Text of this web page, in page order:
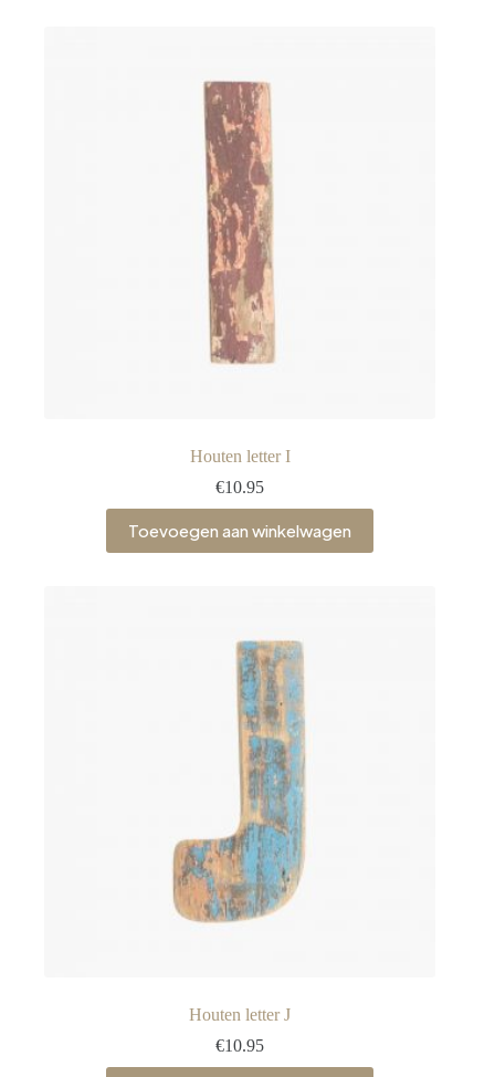
Houten letter I
€10.95
Toevoegen aan winkelwagen
Houten letter J
€10.95